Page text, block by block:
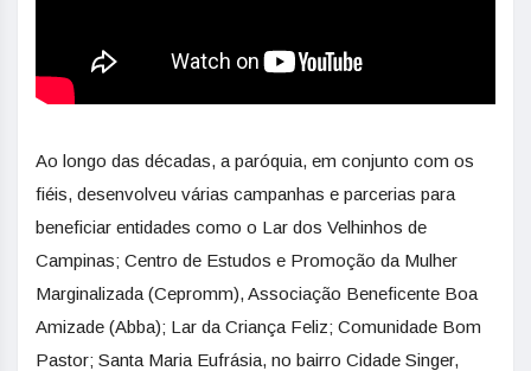
Ao longo das décadas, a paróquia, em conjunto com os
fiéis, desenvolveu várias campanhas e parcerias para
beneficiar entidades como o Lar dos Velhinhos de
Campinas; Centro de Estudos e Promoção da Mulher
Marginalizada (Cepromm), Associação Beneficente Boa
Amizade (Abba); Lar da Criança Feliz; Comunidade Bom
Pastor; Santa Maria Eufrásia, no bairro Cidade Singer,